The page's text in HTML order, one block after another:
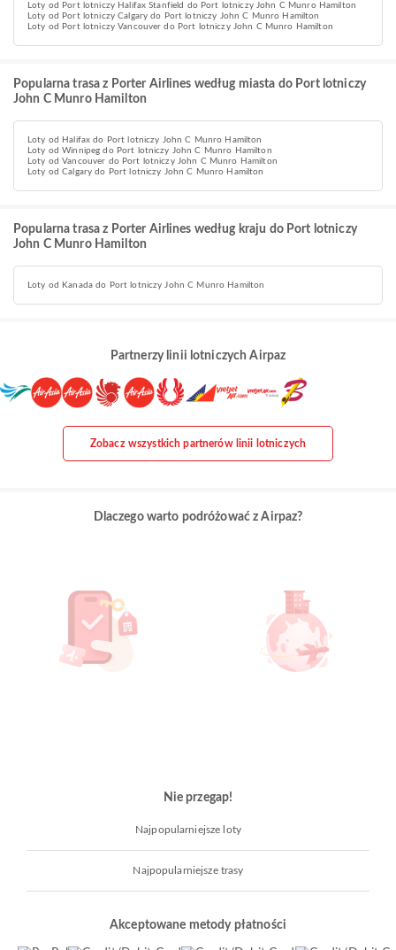
Loty od Port lotniczy Halifax Stanfield do Port lotniczy John C Munro Hamilton
Loty od Port lotniczy Calgary do Port lotniczy John C Munro Hamilton
Loty od Port lotniczy Vancouver do Port lotniczy John C Munro Hamilton
Popularna trasa z Porter Airlines według miasta do Port lotniczy
John C Munro Hamilton
Loty od Halifax do Port lotniczy John C Munro Hamilton
Loty od Winnipeg do Port lotniczy John C Munro Hamilton
Loty od Vancouver do Port lotniczy John C Munro Hamilton
Loty od Calgary do Port lotniczy John C Munro Hamilton
Popularna trasa z Porter Airlines według kraju do Port lotniczy
John C Munro Hamilton
Loty od Kanada do Port lotniczy John C Munro Hamilton
Partnerzy linii lotniczych Airpaz
Zobacz wszystkich partnerów linii lotniczych
Dlaczego warto podróżować z Airpaz?
Nie przegap!
Najpopularniejsze loty
Najpopularniejsze trasy
Akceptowane metody płatności